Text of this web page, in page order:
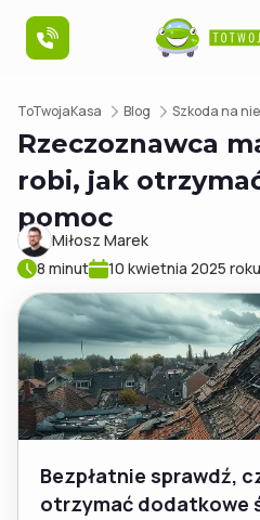
Szkoda na pojeździe
Szkoda na
Poradniki
O nas
ToTwojaKasa Blog
Rzeczoznawca
robi, jak
pomoc
Miłosz Marek
8 minut
10 kwietnia 2025 roku
Bezpłatnie sprawdź,
otrzymać dodatkowe